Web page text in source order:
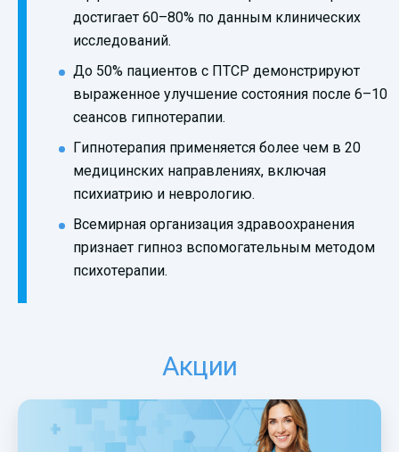
достигает 60–80% по данным клинических
исследований.
До 50% пациентов с ПТСР демонстрируют
выраженное улучшение состояния после 6–10
сеансов гипнотерапии.
Гипнотерапия применяется более чем в 20
медицинских направлениях, включая
психиатрию и неврологию.
Всемирная организация здравоохранения
признает гипноз вспомогательным методом
психотерапии.
Акции